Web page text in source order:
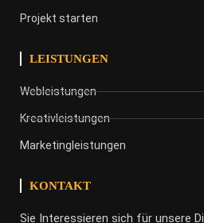
Projekt starten
LEISTUNGEN
Webleistungen
Kreativleistungen
Marketingleistungen
KONTAKT
Sie Interessieren sich für unsere